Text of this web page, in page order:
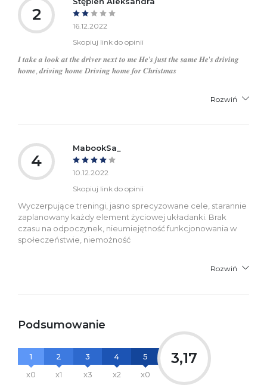
2
16.12.2022
Skopiuj link do opinii
𝑰 𝒕𝒂𝒌𝒆 𝒂 𝒍𝒐𝒐𝒌 𝒂𝒕 𝒕𝒉𝒆 𝒅𝒓𝒊𝒗𝒆𝒓 𝒏𝒆𝒙𝒕 𝒕𝒐 𝒎𝒆 𝑯𝒆'𝒔 𝒋𝒖𝒔𝒕 𝒕𝒉𝒆 𝒔𝒂𝒎𝒆 𝑯𝒆'𝒔 𝒅𝒓𝒊𝒗𝒊𝒏𝒈
𝒉𝒐𝒎𝒆, 𝒅𝒓𝒊𝒗𝒊𝒏𝒈 𝒉𝒐𝒎𝒆 𝑫𝒓𝒊𝒗𝒊𝒏𝒈 𝒉𝒐𝒎𝒆 𝒇𝒐𝒓 𝑪𝒉𝒓𝒊𝒔𝒕𝒎𝒂𝒔
Rozwiń
4
MabookSa_
10.12.2022
Skopiuj link do opinii
Wyczerpujące treningi, jasno sprecyzowane cele, starannie
zaplanowany każdy element życiowej układanki. Brak
czasu na odpoczynek, nieumiejętność funkcjonowania w
społeczeństwie, niemożność
Rozwiń
Podsumowanie
1
x0
2
x1
3
x3
4
x2
5
x0
3,17